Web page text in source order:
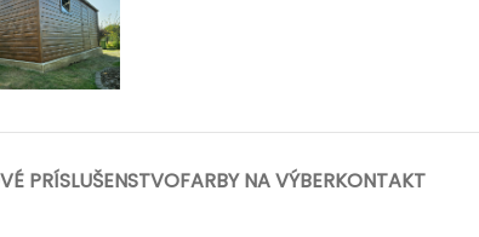
PRÍSLUŠENSTVOFARBY NA VÝBERKONTAKT